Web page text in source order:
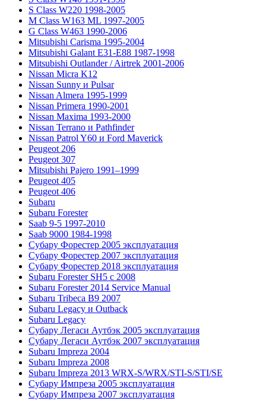
S Class W220 1998-2005
M Class W163 ML 1997-2005
G Class W463 1990-2006
Mitsubishi Carisma 1995-2004
Mitsubishi Galant E31-E88 1987-1998
Mitsubishi Outlander / Airtrek 2001-2006
Nissan Micra K12
Nissan Sunny и Pulsar
Nissan Almera 1995-1999
Nissan Primera 1990-2001
Nissan Maxima 1993-2000
Nissan Terrano и Pathfinder
Nissan Patrol Y60 и Ford Maverick
Peugeot 206
Peugeot 307
Mitsubishi Pajero 1991–1999
Peugeot 405
Peugeot 406
Subaru
Subaru Forester
Saab 9-5 1997-2010
Saab 9000 1984-1998
Субару Форестер 2005 эксплуатация
Субару Форестер 2007 эксплуатация
Субару Форестер 2018 эксплуатация
Subaru Forester SH5 с 2008
Subaru Forester 2014 Service Manual
Subaru Tribeca В9 2007
Subaru Legacy и Outback
Subaru Legacy
Субару Легаси Аутбэк 2005 эксплуатация
Субару Легаси Аутбэк 2007 эксплуатация
Subaru Impreza 2004
Subaru Impreza 2008
Subaru Impreza 2013 WRX-S/WRX/STI-S/STI/SE
Субару Импреза 2005 эксплуатация
Субару Импреза 2007 эксплуатация